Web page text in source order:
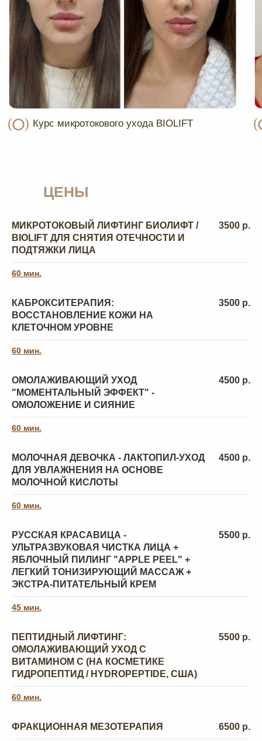
ЦЕНЫ
МИКРОТОКОВЫЙ ЛИФТИНГ БИОЛИФТ /
BIOLIFT ДЛЯ СНЯТИЯ ОТЕЧНОСТИ И
ПОДТЯЖКИ ЛИЦА
3500 р.
60 мин.
КАБРОКСИТЕРАПИЯ:
ВОССТАНОВЛЕНИЕ КОЖИ НА
КЛЕТОЧНОМ УРОВНЕ
3500 р.
60 мин.
ОМОЛАЖИВАЮЩИЙ УХОД
"МОМЕНТАЛЬНЫЙ ЭФФЕКТ" -
ОМОЛОЖЕНИЕ И СИЯНИЕ
4500 р.
60 мин.
МОЛОЧНАЯ ДЕВОЧКА - ЛАКТОПИЛ-УХОД
ДЛЯ УВЛАЖНЕНИЯ НА ОСНОВЕ
МОЛОЧНОЙ КИСЛОТЫ
4500 р.
60 мин.
РУССКАЯ КРАСАВИЦА -
УЛЬТРАЗВУКОВАЯ ЧИСТКА ЛИЦА +
ЯБЛОЧНЫЙ ПИЛИНГ "APPLE PEEL" +
ЛЕГКИЙ ТОНИЗИРУЮЩИЙ МАССАЖ +
ЭКСТРА-ПИТАТЕЛЬНЫЙ КРЕМ
5500 р.
45 мин.
ПЕПТИДНЫЙ ЛИФТИНГ:
ОМОЛАЖИВАЮЩИЙ УХОД С
ВИТАМИНОМ С (НА КОСМЕТИКЕ
ГИДРОПЕПТИД / HYDROPEPTIDE, США)
5500 р.
60 мин.
ФРАКЦИОННАЯ МЕЗОТЕРАПИЯ 6500 р.
ОТЗЫВЫ НАШИХ
КЛИЕНТОВ
БОЛЬШЕ ОТЗЫВОВ
витамином С
молочной кислотой
ИСТОРИИ НАШИХ
КЛИЕНТОВ
сияющую кожу.
Мама двух дочек, визажист
ЕКАТЕРИНА РАСПУТИНА